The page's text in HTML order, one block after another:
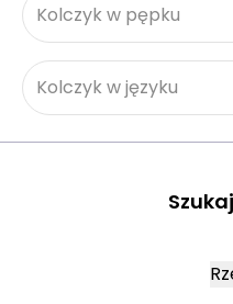
Kolczyk w pępku
Kolczyk w języku